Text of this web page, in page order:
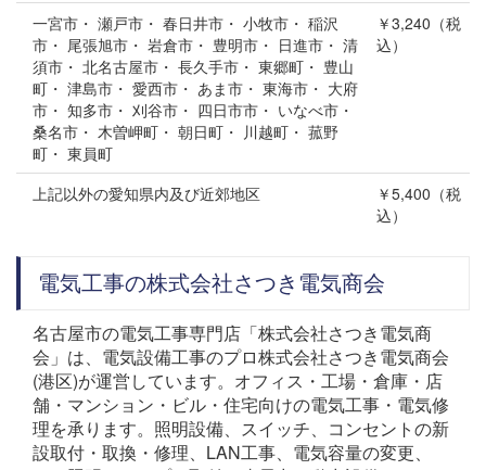
一宮市・ 瀬戸市・ 春日井市・ 小牧市・ 稲沢
市・ 尾張旭市・ 岩倉市・ 豊明市・ 日進市・ 清
須市・ 北名古屋市・ 長久手市・ 東郷町・ 豊山
町・ 津島市・ 愛西市・ あま市・ 東海市・ 大府
市・ 知多市・ 刈谷市・ 四日市市・ いなべ市・
桑名市・ 木曽岬町・ 朝日町・ 川越町・ 菰野
町・ 東員町
￥3,240（税
込）
上記以外の愛知県内及び近郊地区
￥5,400（税
込）
電気工事の株式会社さつき電気商会
名古屋市の電気工事専門店「株式会社さつき電気商
会」は、電気設備工事のプロ株式会社さつき電気商会
(港区)が運営しています。オフィス・工場・倉庫・店
舗・マンション・ビル・住宅向けの電気工事・電気修
理を承ります。照明設備、スイッチ、コンセントの新
設取付・取換・修理、LAN工事、電気容量の変更、